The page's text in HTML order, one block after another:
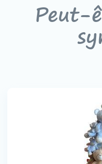
Peut-